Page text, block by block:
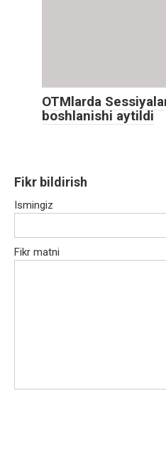
OTMlarda
boshlanishi aytildi
Fikr bildirish
Ismingiz
Fikr matni